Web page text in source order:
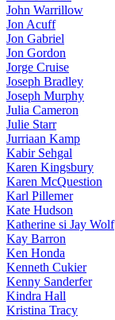
John Warrillow
Jon Acuff
Jon Gabriel
Jon Gordon
Jorge Cruise
Joseph Bradley
Joseph Murphy
Julia Cameron
Julie Starr
Jurriaan Kamp
Kabir Sehgal
Karen Kingsbury
Karen McQuestion
Karl Pillemer
Kate Hudson
Katherine si Jay Wolf
Kay Barron
Ken Honda
Kenneth Cukier
Kenny Sanderfer
Kindra Hall
Kristina Tracy